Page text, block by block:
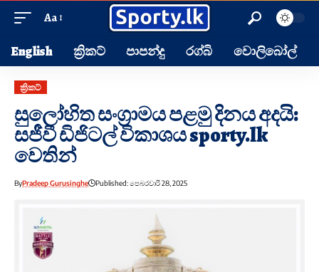
Aa
English ක්‍රිකට් පාපන්දු රග්බි වොලිබෝල්
ක්‍රිකට්
සුලෝහිත සංග්‍රාමය පළමු දිනය අදයි:
සජීවී ඩිජිටල් විකාශය sporty.lk
වෙතින්
ByPradeep Gurusinghe Published: පෙබරවාරි 28, 2025